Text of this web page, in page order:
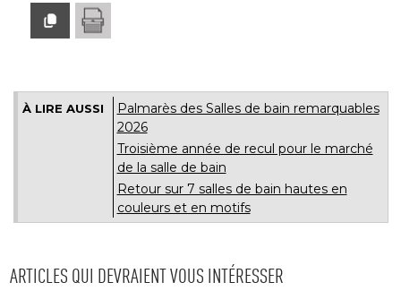
À LIRE AUSSI
Palmarès des Salles de bain remarquables
2026
Troisième année de recul pour le marché
de la salle de bain
Retour sur 7 salles de bain hautes en
couleurs et en motifs
ARTICLES QUI DEVRAIENT VOUS INTÉRESSER